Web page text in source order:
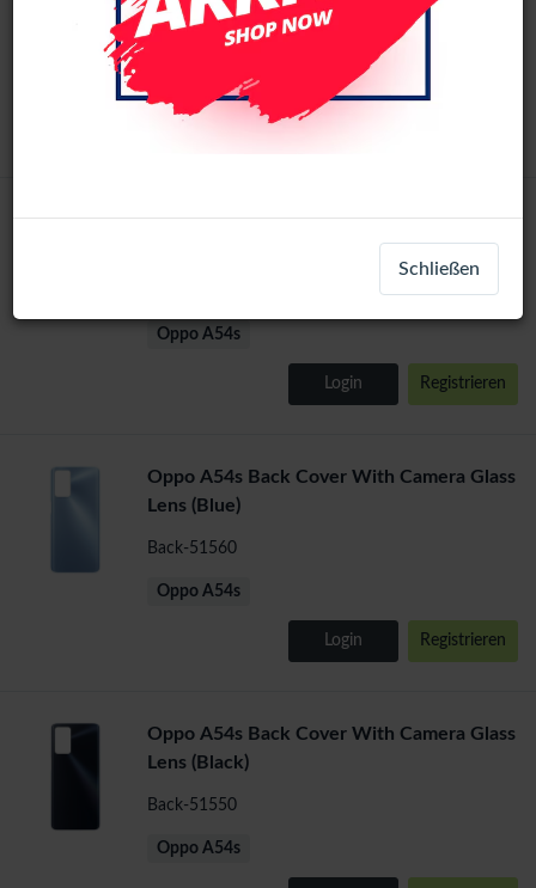
LCD-18284
+ 2
Oppo A54s Back Cover With Camera Glass
Oppo A54s
Login Registrieren
Oppo A54s Back Cover With Camera Glass
Lens (Blue)
Back-51560
Oppo A54s
Login Registrieren
Oppo A54s Back Cover With Camera Glass
Lens (Black)
Back-51550
Oppo A54s
Schließen